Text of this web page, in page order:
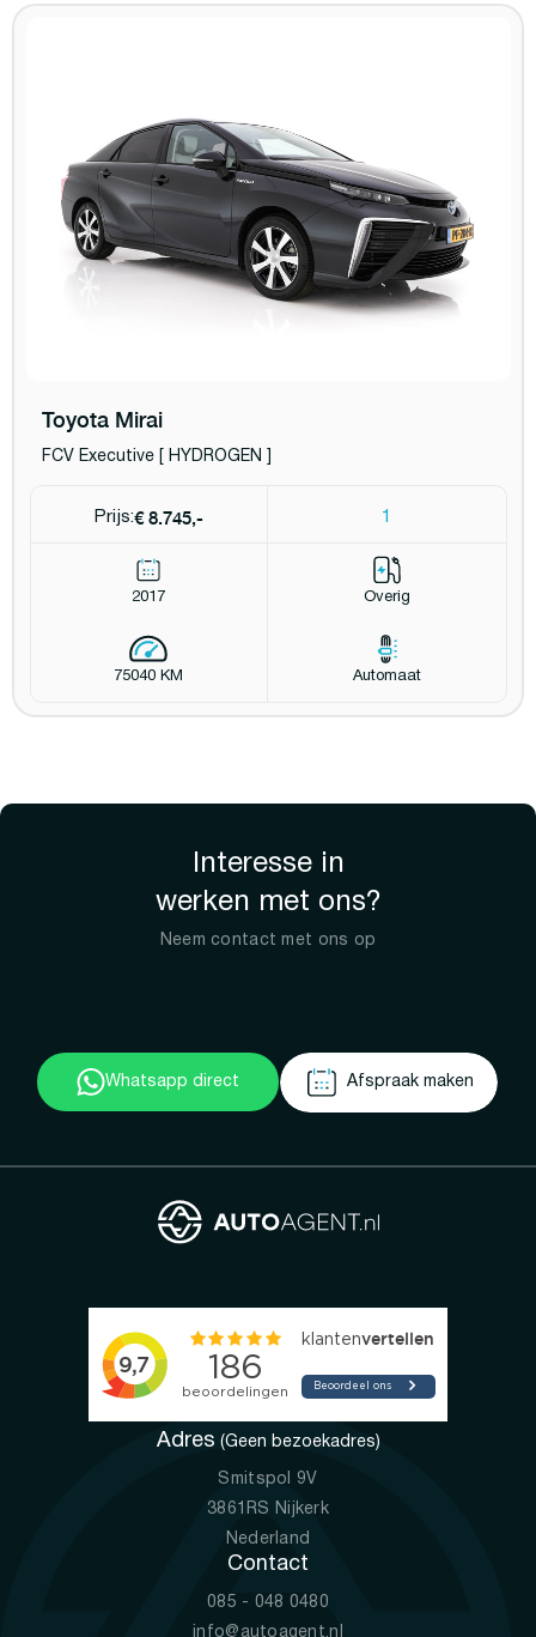
Toyota Mirai
FCV Executive [ HYDROGEN ]
Prijs:€ 8.745,- 1
2017 Overig
75040 KM Automaat
Interesse in
werken met ons?
Neem contact met ons op
Whatsapp direct Afspraak maken
Adres (Geen bezoekadres)
Smitspol 9V
3861RS Nijkerk
Nederland
Contact
085 - 048 0480
info@autoagent.nl